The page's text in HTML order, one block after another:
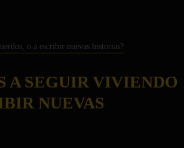
A SEGUIR VIVIENDO
NUEVAS